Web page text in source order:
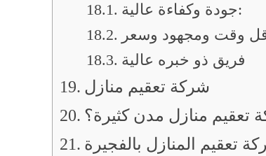
جودة وكفاءة عالية:
وقت ومجهود وسعر
فريق ذو خبره عالية
شركة تعقيم منازل
منازل مدن كثيرة؟
تعقيم المنازل بالفجيرة